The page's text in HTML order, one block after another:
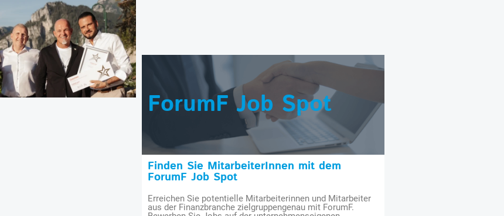
ForumF Job Spot
Finden Sie MitarbeiterInnen mit dem
ForumF Job Spot
Erreichen Sie potentielle Mitarbeiterinnen und Mitarbeiter
aus der Finanzbranche zielgruppengenau mit ForumF.